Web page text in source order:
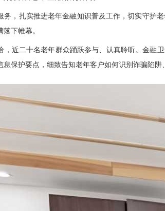
扎实推进老年金融知识普及工作，切实守护老
下帷幕。
二十名老年群众踊跃参与、认真聆听。金融卫
保护要点，细致告知老年客户如何识别诈骗陷